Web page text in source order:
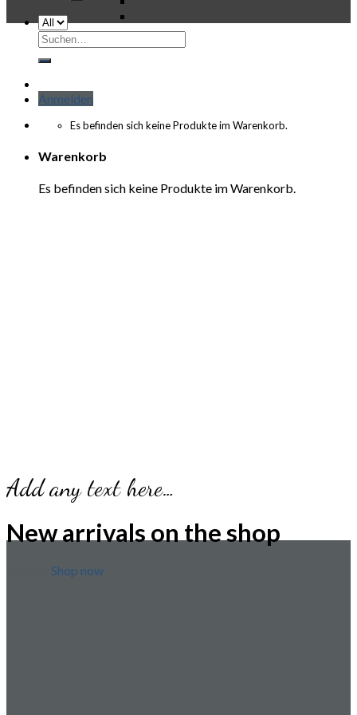
Suchen
nach:
Anmelden
Es befinden sich keine Produkte im Warenkorb.
Warenkorb
Es befinden sich keine Produkte im Warenkorb.
Add any text here…
New arrivals on the shop
Shop now